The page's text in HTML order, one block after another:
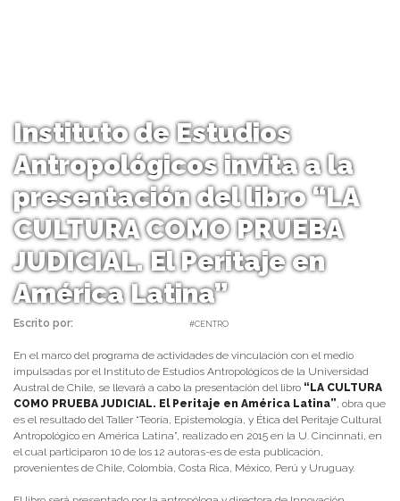
Instituto de Estudios
Antropológicos invita a la
presentación del libro “LA
CULTURA COMO PRUEBA
JUDICIAL. El Peritaje en
América Latina”
Escrito por: #CENTRO
En el marco del programa de actividades de vinculación con el medio
impulsadas por el Instituto de Estudios Antropológicos de la Universidad
Austral de Chile, se llevará a cabo la presentación del libro “LA CULTURA
COMO PRUEBA JUDICIAL. El Peritaje en América Latina”, obra que
es el resultado del Taller “Teoría, Epistemología, y Ética del Peritaje Cultural
Antropológico en América Latina”, realizado en 2015 en la U. Cincinnati, en
el cual participaron 10 de los 12 autoras-es de esta publicación,
provenientes de Chile, Colombia, Costa Rica, México, Perú y Uruguay.